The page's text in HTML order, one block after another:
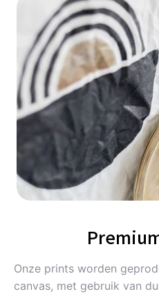
Onze prints worden
canvas, met gebruik van